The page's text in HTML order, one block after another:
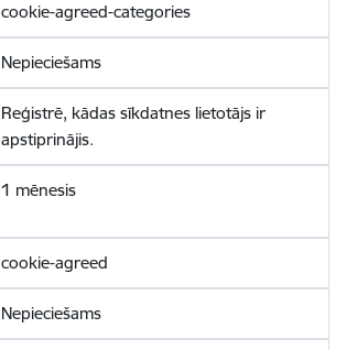
cookie-agreed-categories
Nepieciešams
Reģistrē, kādas sīkdatnes lietotājs ir
apstiprinājis.
1 mēnesis
cookie-agreed
Nepieciešams